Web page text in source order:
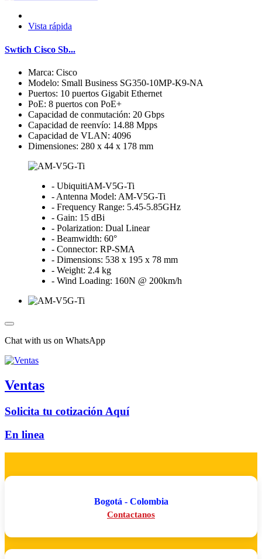
Vista rápida
Swtich Cisco Sb...
Marca: Cisco
Modelo: Small Business SG350-10MP-K9-NA
Puertos: 10 puertos Gigabit Ethernet
PoE: 8 puertos con PoE+
Capacidad de conmutación: 20 Gbps
Capacidad de reenvío: 14.88 Mpps
Capacidad de VLAN: 4096
Dimensiones: 280 x 44 x 178 mm
- UbiquitiAM-V5G-Ti
- Antenna Model: AM-V5G-Ti
- Frequency Range: 5.45-5.85GHz
- Gain: 15 dBi
- Polarization: Dual Linear
- Beamwidth: 60°
- Connector: RP-SMA
- Dimensions: 538 x 195 x 78 mm
- Weight: 2.4 kg
- Wind Loading: 160N @ 200km/h
Chat with us on WhatsApp
Ventas
Solicita tu cotización Aquí
En linea
Bogotá - Colombia
Contactanos